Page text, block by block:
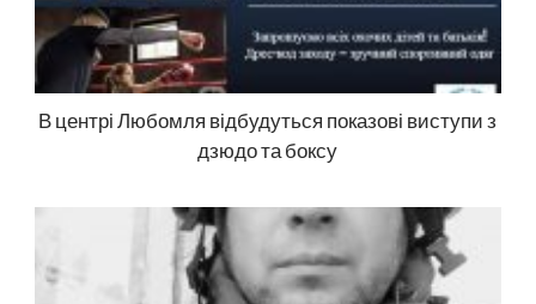
В центрі Любомля відбудуться показові виступи з
дзюдо та боксу